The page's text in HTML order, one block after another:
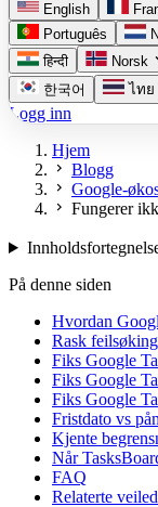
English
Português
हिन्दी
Norsk
한국어
ไทย
Logg inn
Hjem
chevron_right Blogg
chevron_right Google-
chevron_right Fungerer
På denne siden
Hvordan
Rask
Fiks Google
Fiks Google
Fiks Google
Fristdato vs
Kjente
Når
FAQ
Relaterte